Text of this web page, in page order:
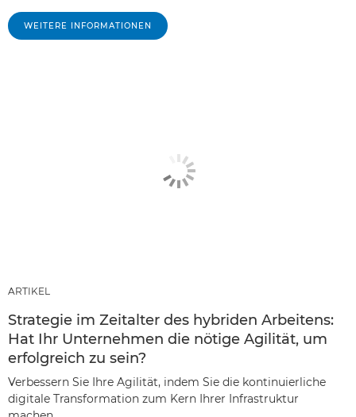
WEITERE INFORMATIONEN
ARTIKEL
Strategie im Zeitalter des hybriden Arbeitens:
Hat Ihr Unternehmen die nötige Agilität, um
erfolgreich zu sein?
Verbessern Sie Ihre Agilität, indem Sie die kontinuierliche
digitale Transformation zum Kern Ihrer Infrastruktur